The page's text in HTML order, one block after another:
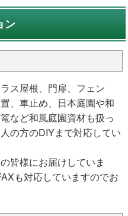
ン
ス屋根、門扉、フェン
、車止め、日本庭園や和
など和風庭園資材も扱っ
の方のDIYまで対応してい
皆様にお届けしていま
も対応していますのでお